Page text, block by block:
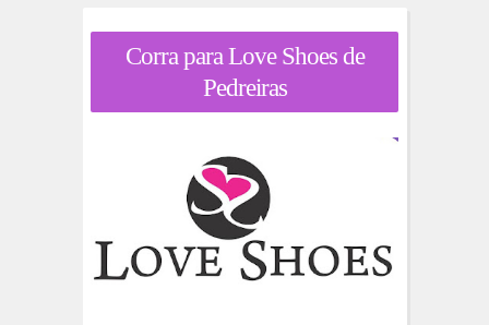
Corra para Love Shoes de
Pedreiras